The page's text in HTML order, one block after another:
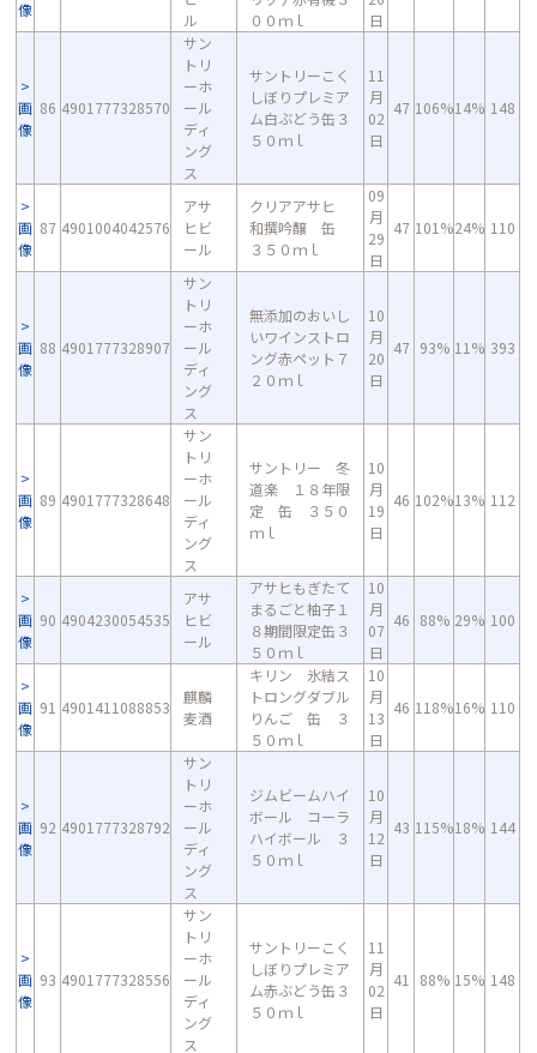
像
ル
００ｍｌ
日
画
像
86 4901777328570
サン
トリ
ーホ
ール
ディ
ング
ス
サントリーこく
しぼりプレミア
ム白ぶどう缶３
５０ｍｌ
11
月
02
日
47 106%14% 148
画
像
87 4901004042576
アサ
ヒビ
ール
クリアアサヒ
和撰吟醸 缶
３５０ｍｌ
09
月
29
日
47 101%24% 110
画
像
88 4901777328907
サン
トリ
ーホ
ール
ディ
ング
ス
無添加のおいし
いワインストロ
ング赤ペット７
２０ｍｌ
10
月
20
日
47 93% 11% 393
画
像
89 4901777328648
サン
トリ
ーホ
ール
ディ
ング
ス
サントリー 冬
道楽 １８年限
定 缶 ３５０
ｍｌ
10
月
19
日
46 102%13% 112
画
像
90 4904230054535
アサ
ヒビ
ール
アサヒもぎたて
まるごと柚子１
８期間限定缶３
５０ｍｌ
10
月
07
日
46 88% 29% 100
画
像
91 4901411088853
麒麟
麦酒
キリン 氷結ス
トロングダブル
りんご 缶 ３
５０ｍｌ
10
月
13
日
46 118%16% 110
画
像
92 4901777328792
サン
トリ
ーホ
ール
ディ
ング
ス
ジムビームハイ
ボール コーラ
ハイボール ３
５０ｍｌ
10
月
12
日
43 115%18% 144
画
像
93 4901777328556
サン
トリ
ーホ
ール
ディ
ング
ス
サントリーこく
しぼりプレミア
ム赤ぶどう缶３
５０ｍｌ
11
月
02
日
41 88% 15% 148